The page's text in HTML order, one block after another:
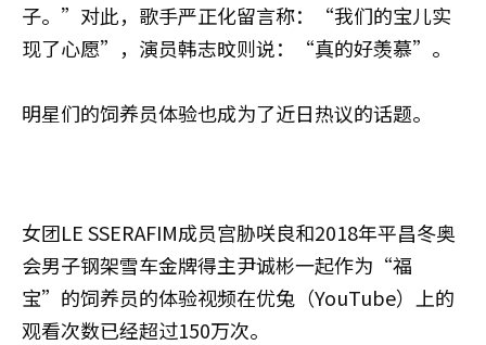
子。”对此，歌手严正化留言称：“我们的宝儿实
现了心愿”，演员韩志旼则说：“真的好羡慕”。
明星们的饲养员体验也成为了近日热议的话题。
女团LE SSERAFIM成员宫胁咲良和2018年平昌冬奥
会男子钢架雪车金牌得主尹诚彬一起作为“福
宝”的饲养员的体验视频在优兔（YouTube）上的
观看次数已经超过150万次。